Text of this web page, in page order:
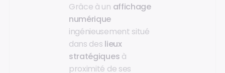
Grâce à un affichage
numérique
ingénieusement situé
dans des lieux
stratégiques à
proximité de ses